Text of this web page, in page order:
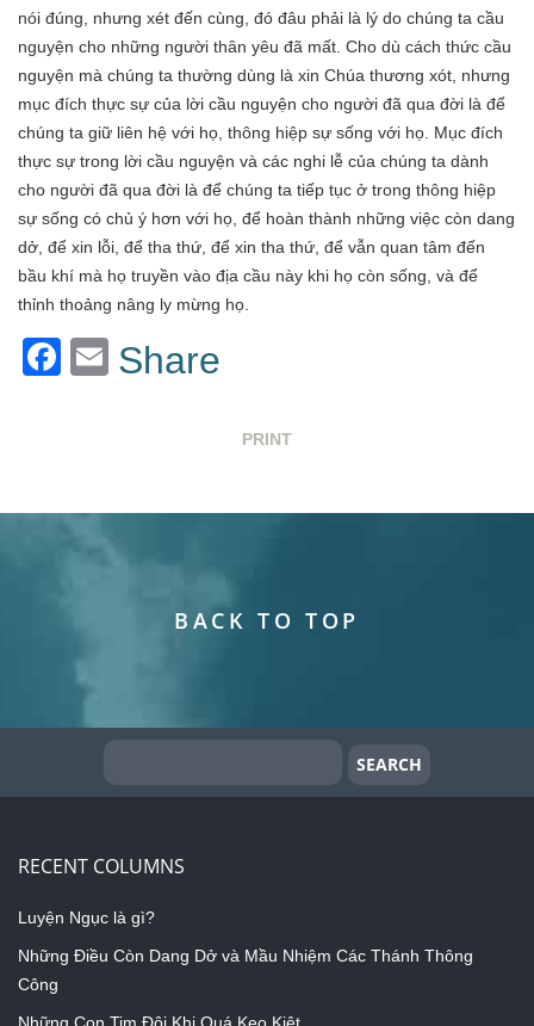
nói đúng, nhưng xét đến cùng, đó đâu phải là lý do chúng ta cầu
nguyện cho những người thân yêu đã mất. Cho dù cách thức cầu
nguyện mà chúng ta thường dùng là xin Chúa thương xót, nhưng
mục đích thực sự của lời cầu nguyện cho người đã qua đời là để
chúng ta giữ liên hệ với họ, thông hiệp sự sống với họ. Mục đích
thực sự trong lời cầu nguyện và các nghi lễ của chúng ta dành
cho người đã qua đời là để chúng ta tiếp tục ở trong thông hiệp
sự sống có chủ ý hơn với họ, để hoàn thành những việc còn dang
dở, để xin lỗi, để tha thứ, để xin tha thứ, để vẫn quan tâm đến
bầu khí mà họ truyền vào địa cầu này khi họ còn sống, và để
thỉnh thoảng nâng ly mừng họ.
Facebook
Email
Share
PRINT
BACK TO TOP
RECENT COLUMNS
Luyện Ngục là gì?
Những Điều Còn Dang Dở và Mầu Nhiệm Các Thánh Thông
Công